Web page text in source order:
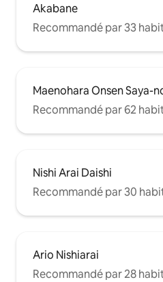
Akabane
Recommandé par 33
Maenohara Onsen Saya-
Recommandé par 62
Nishi Arai Daishi
Recommandé par 30
Ario Nishiarai
Recommandé par 28